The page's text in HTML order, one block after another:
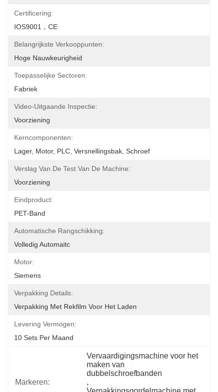
Certificering:
IOS9001，CE
Belangrijkste Verkooppunten:
Hoge Nauwkeurigheid
Toepasselijke Sectoren:
Fabriek
Video-Uitgaande Inspectie:
Voorziening
Kerncomponenten:
Lager, Motor, PLC, Versnellingsbak, Schroef
Verslag Van De Test Van De Machine:
Voorziening
Eindproduct:
PET-Band
Automatische Rangschikking:
Volledig Automaitc
Motor:
Siemens
Verpakking Details:
Verpakking Met Rekfilm Voor Het Laden
Levering Vermogen:
10 Sets Per Maand
Markeren:
Vervaardigingsmachine voor het
maken van
dubbelschroefbanden
,